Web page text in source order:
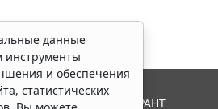
данные
инструменты
и обеспечения
статистических
2026. Система ГАРАНТ